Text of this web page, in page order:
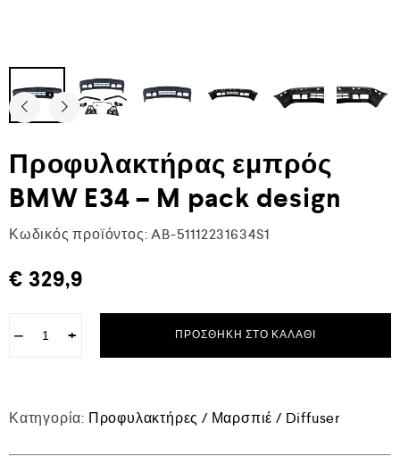
Προφυλακτήρας εμπρός
BMW E34 – M pack design
Κωδικός προϊόντος: AB-51112231634S1
€ 329,9
− + ΠΡΟΣΘΉΚΗ ΣΤΟ ΚΑΛΆΘΙ
Κατηγορία: Προφυλακτήρες / Μαρσπιέ / Diffuser